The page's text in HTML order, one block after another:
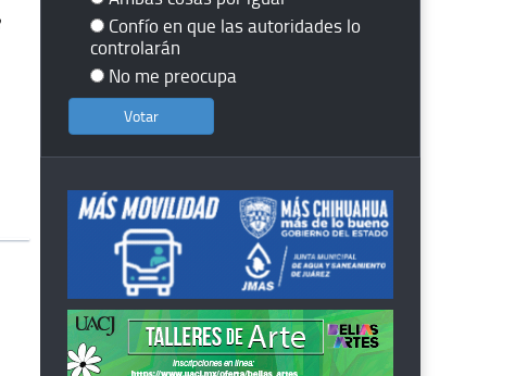
Confío en que las autoridades lo
controlarán
No me preocupa